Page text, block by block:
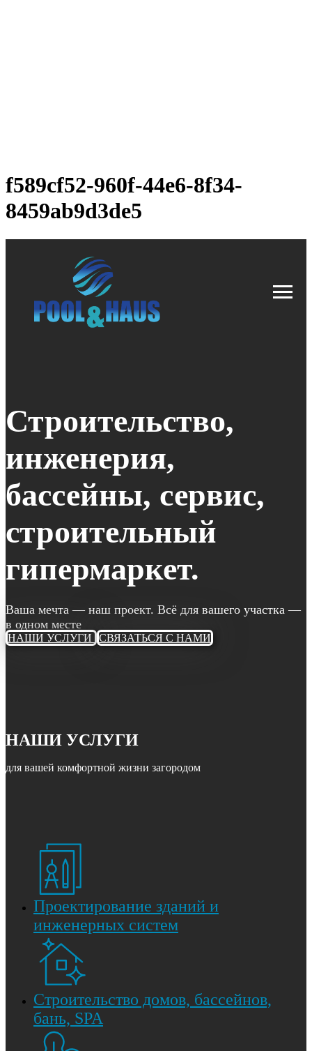
f589cf52-960f-44e6-8f34-
8459ab9d3de5
Строительство,
инженерия,
бассейны, сервис,
строительный
гипермаркет.
Ваша мечта — наш проект. Всё для вашего участка —
в одном месте
НАШИ УСЛУГИ СВЯЗАТЬСЯ С НАМИ
НАШИ УСЛУГИ
для вашей комфортной жизни загородом
Проектирование зданий и
инженерных систем
Строительство домов, бассейнов,
бань, SPA